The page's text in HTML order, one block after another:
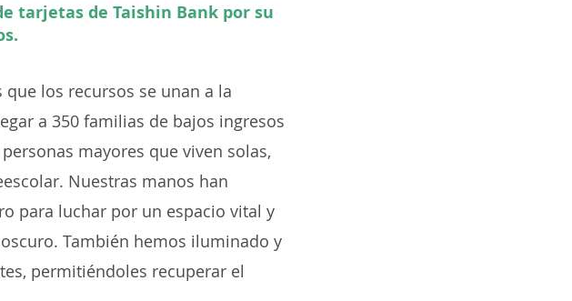
tarjetas de Taishin Bank por su
los recursos se unan a la
a 350 familias de bajos ingresos
mayores que viven solas,
Nuestras manos han
para luchar por un espacio vital y
También hemos iluminado y
permitiéndoles recuperar el